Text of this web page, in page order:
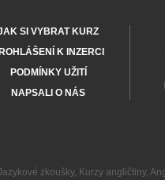
SI VYBRAT KURZ
K INZERCI
PODMÍNKY UŽITÍ
NAPSALI O NÁS
zkoušky, Kurzy angličtiny,